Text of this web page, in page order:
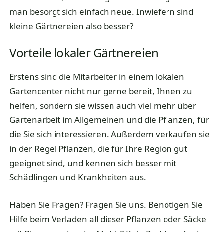
man besorgt sich einfach neue. Inwiefern sind
kleine Gärtnereien also besser?
Vorteile lokaler Gärtnereien
Erstens sind die Mitarbeiter in einem lokalen
Gartencenter nicht nur gerne bereit, Ihnen zu
helfen, sondern sie wissen auch viel mehr über
Gartenarbeit im Allgemeinen und die Pflanzen, für
die Sie sich interessieren. Außerdem verkaufen sie
in der Regel Pflanzen, die für Ihre Region gut
geeignet sind, und kennen sich besser mit
Schädlingen und Krankheiten aus.
Haben Sie Fragen? Fragen Sie uns. Benötigen Sie
Hilfe beim Verladen all dieser Pflanzen oder Säcke